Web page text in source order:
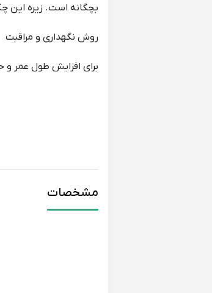
بچگانه است. زیره
روش نگهداری و مراقبت
برای افزایش طول عمر
چکمه سپنتا مدل ماشینی
چکمه سپنتا مدل
مشخصات